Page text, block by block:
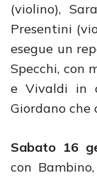
(violino),
Presentini
esegue un
Specchi, con
e Vivaldi in
Giordano che
Sabato 16
con